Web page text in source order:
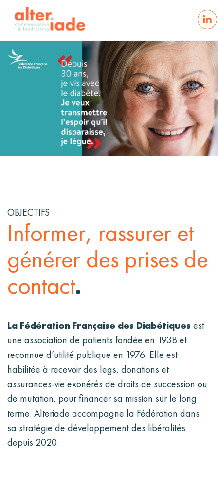
Alteriade
Française
- Landing
page legs
et
libéralités
OBJECTIFS
Informer, rassurer et
générer des prises de
contact.
La Fédération Française des Diabétiques est
une association de patients fondée en 1938 et
reconnue d’utilité publique en 1976. Elle est
habilitée à recevoir des legs, donations et
assurances-vie exonérés de droits de succession ou
de mutation, pour financer sa mission sur le long
terme. Alteriade accompagne la Fédération dans
sa stratégie de développement des libéralités
depuis 2020.